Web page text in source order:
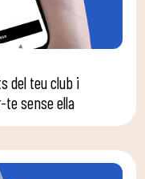
del teu club i
te sense ella